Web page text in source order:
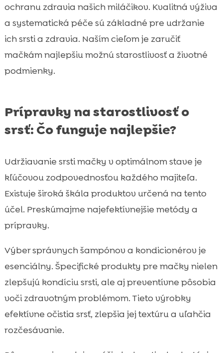
ochranu zdravia našich miláčikov. Kvalitná výživa
a systematická péče sú základné pre udržanie
ich srsti a zdravia. Naším cieľom je zaručiť
mačkám najlepšiu možnú starostlivosť a životné
podmienky.
Prípravky na starostlivosť o
srsť: Čo funguje najlepšie?
Udržiavanie srsti mačky v optimálnom stave je
kľúčovou zodpovednosťou každého majiteľa.
Existuje široká škála produktov určená na tento
účel. Preskúmajme najefektívnejšie metódy a
prípravky.
Výber správnych šampónov a kondicionérov je
esenciálny. Špecifické produkty pre mačky nielen
zlepšujú kondíciu srsti, ale aj preventívne pôsobia
voči zdravotným problémom. Tieto výrobky
efektívne očistia srsť, zlepšia jej textúru a uľahčia
rozčesávanie.